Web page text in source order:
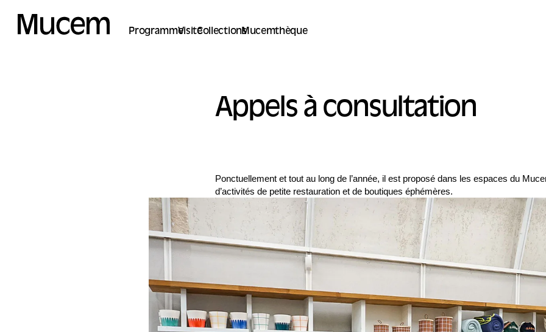
ProgrammeVisiteCollectionsMucemthèque
Appels à consultation
Ponctuellement et tout au long de l’année, il est proposé dans les espaces du
d’activités de petite restauration et de boutiques éphémères.